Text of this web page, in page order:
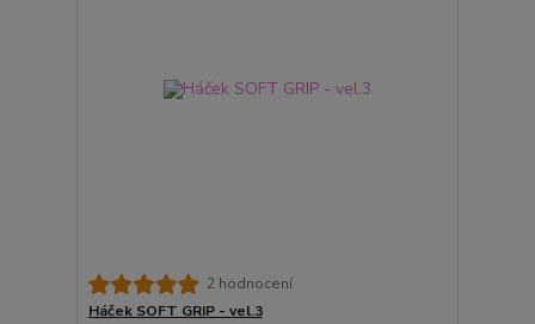
2 hodnocení
Háček SOFT GRIP - vel.3